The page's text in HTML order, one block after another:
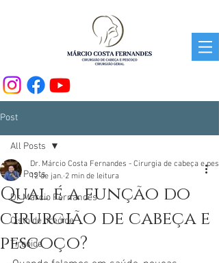
Post
All Posts
Dr Márcio Fernandes
Cisto de tireóide
Tireóide
All Posts
Qual é a função do
cirurgião de cabeça e
pescoço?
Dr. Márcio Costa Fernandes - Cirurgia de cabeça e
12 de jan. 2 min de leitura